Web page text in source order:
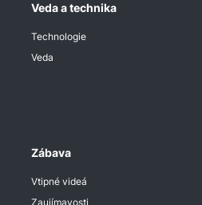
Veda a technika
Technologie
Veda
Zábava
Vtipné videá
Zaujímavosti